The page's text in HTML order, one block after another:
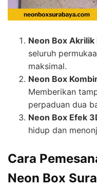
Neon Box Akrilik
seluruh
maksimal.
Neon Box
Memberikan
perpaduan dua
Neon Box Efek
hidup dan
Cara
Neon Box